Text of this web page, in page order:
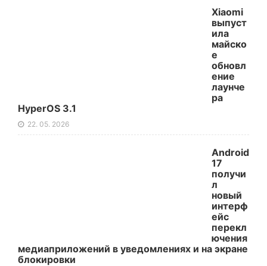
Xiaomi
выпуст
ила
майско
е
обновл
ение
лаунче
ра
HyperOS 3.1
22. 05. 2026
Android
17
получи
л
новый
интерф
ейс
перекл
ючения
медиаприложений в уведомлениях и на экране
блокировки